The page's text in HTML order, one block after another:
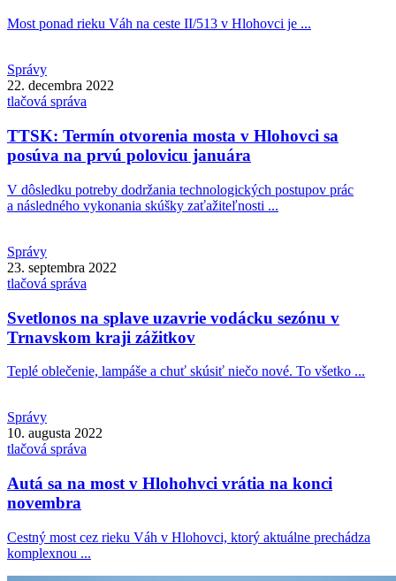
Most ponad rieku Váh na ceste II/513 v Hlohovci je ...
Správy
22. decembra 2022
tlačová správa
TTSK: Termín otvorenia mosta v Hlohovci sa
posúva na prvú polovicu januára
V dôsledku potreby dodržania technologických postupov prác
a následného vykonania skúšky zaťažiteľnosti ...
Správy
23. septembra 2022
tlačová správa
Svetlonos na splave uzavrie vodácku sezónu v
Trnavskom kraji zážitkov
Teplé oblečenie, lampáše a chuť skúsiť niečo nové. To všetko ...
Správy
10. augusta 2022
tlačová správa
Autá sa na most v Hlohohvci vrátia na konci
novembra
Cestný most cez rieku Váh v Hlohovci, ktorý aktuálne prechádza
komplexnou ...